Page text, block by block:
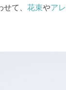
て、 花束やア